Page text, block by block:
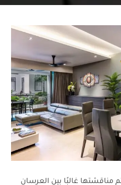
مناقشتها غالبًا بين العرسان